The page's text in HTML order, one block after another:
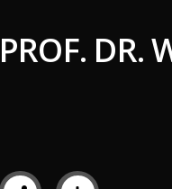
PROF. DR.